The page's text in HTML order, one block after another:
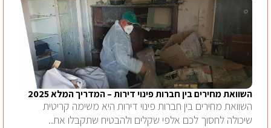
השוואת מחירים בין חברות פינוי דירות – המדריך המלא 2025
השוואת מחירים בין חברות פינוי דירות היא משימה קריטית
שיכולה לחסוך לכם אלפי שקלים ולהבטיח שתקבלו את..